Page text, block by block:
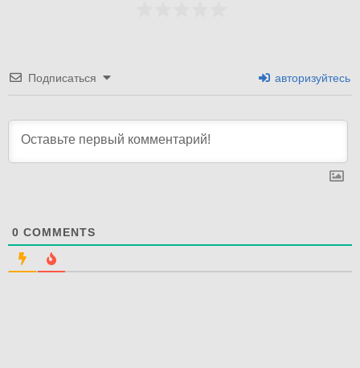
Подписаться авторизуйтесь
0 COMMENTS